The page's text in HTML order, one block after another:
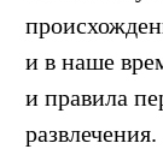
и в наше
и правила
развлечения.